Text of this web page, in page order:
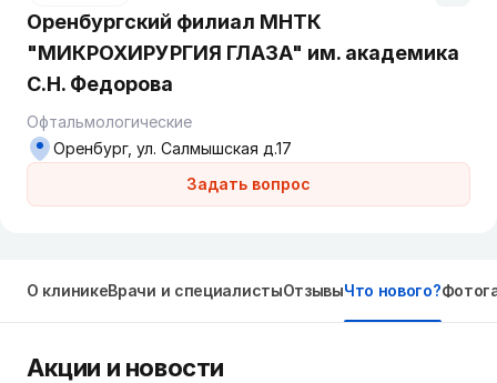
Оренбургский филиал МНТК
"МИКРОХИРУРГИЯ ГЛАЗА" им. академика
С.Н. Федорова
Офтальмологические
Задать вопрос
Оренбург, ул. Салмышская д.17
О клиникеВрачи и специалистыОтзывыЧто нового?
Акции и новости